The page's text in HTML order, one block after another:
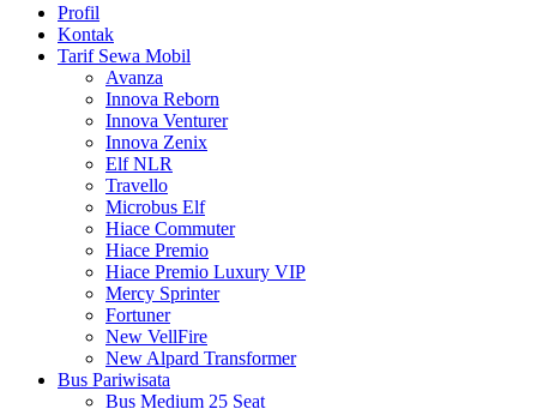
Profil
Kontak
Tarif Sewa Mobil
Avanza
Innova Reborn
Innova Venturer
Innova Zenix
Elf NLR
Travello
Microbus Elf
Hiace Commuter
Hiace Premio
Hiace Premio Luxury VIP
Mercy Sprinter
Fortuner
New VellFire
New Alpard Transformer
Bus Pariwisata
Bus Medium 25 Seat